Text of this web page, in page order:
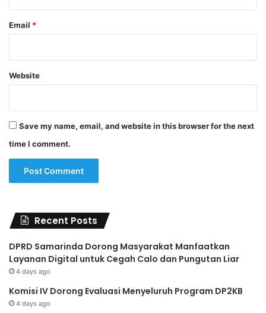
Email *
Website
Save my name, email, and website in this browser for the next
time I comment.
Recent Posts
DPRD Samarinda Dorong Masyarakat Manfaatkan
Layanan Digital untuk Cegah Calo dan Pungutan Liar
4 days ago
Komisi IV Dorong Evaluasi Menyeluruh Program DP2KB
4 days ago